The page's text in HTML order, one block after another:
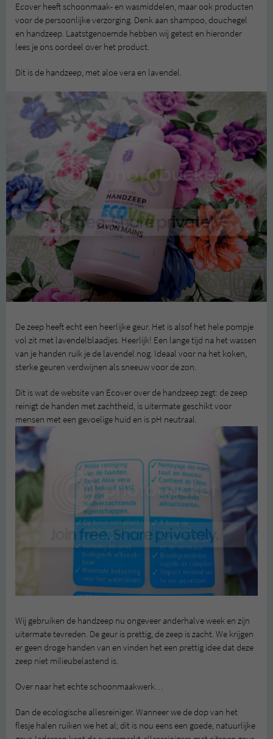
Ecover heeft schoonmaak- en wasmiddelen, maar ook producten
voor de persoonlijke verzorging. Denk aan shampoo, douchegel
en handzeep. Laatstgenoemde hebben wij getest en hieronder
lees je ons oordeel over het product.
Dit is de handzeep, met aloe vera en lavendel.
De zeep heeft echt een heerlijke geur. Het is alsof het hele pompje
vol zit met lavendelblaadjes. Heerlijk! Een lange tijd na het wassen
van je handen ruik je de lavendel nog. Ideaal voor na het koken,
sterke geuren verdwijnen als sneeuw voor de zon.
Dit is wat de website van Ecover over de handzeep zegt: de zeep
reinigt de handen met zachtheid, is uitermate geschikt voor
mensen met een gevoelige huid en is pH neutraal.
Wij gebruiken de handzeep nu ongeveer anderhalve week en zijn
uitermate tevreden. De geur is prettig, de zeep is zacht. We krijgen
er geen droge handen van en vinden het een prettig idee dat deze
zeep niet milieubelastend is.
Over naar het echte schoonmaakwerk…
Dan de ecologische allesreiniger. Wanneer we de dop van het
flesje halen ruiken we het al; dit is nou eens een goede, natuurlijke